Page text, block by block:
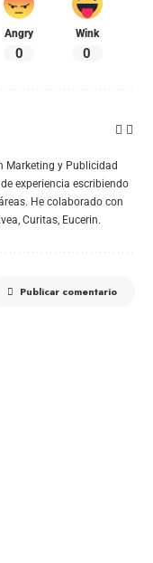
Angry
0
Wink
0
Marketing y Publicidad
experiencia escribiendo
He colaborado con
Curitas, Eucerin.
Publicar comentario